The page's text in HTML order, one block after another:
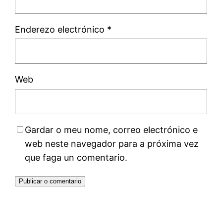
Enderezo electrónico *
Web
Gardar o meu nome, correo electrónico e
web neste navegador para a próxima vez
que faga un comentario.